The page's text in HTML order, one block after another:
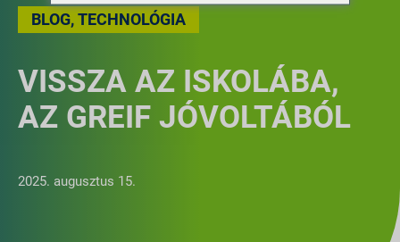
BLOG,TECHNOLÓGIA
VISSZA AZ ISKOLÁBA,
AZ GREIF JÓVOLTÁBÓL
2025. augusztus 15.